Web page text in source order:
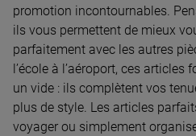
promotion incontournables.
ils vous permettent de mieux
parfaitement avec les autres
l’école à l’aéroport, ces
un vide : ils complètent vos
plus de style. Les articles
voyager ou simplement